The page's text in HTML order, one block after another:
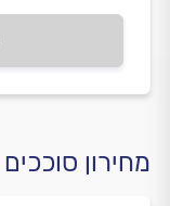
מחירון סוככים